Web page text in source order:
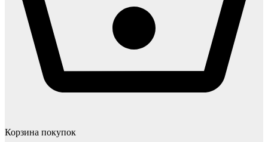
Корзина покупок